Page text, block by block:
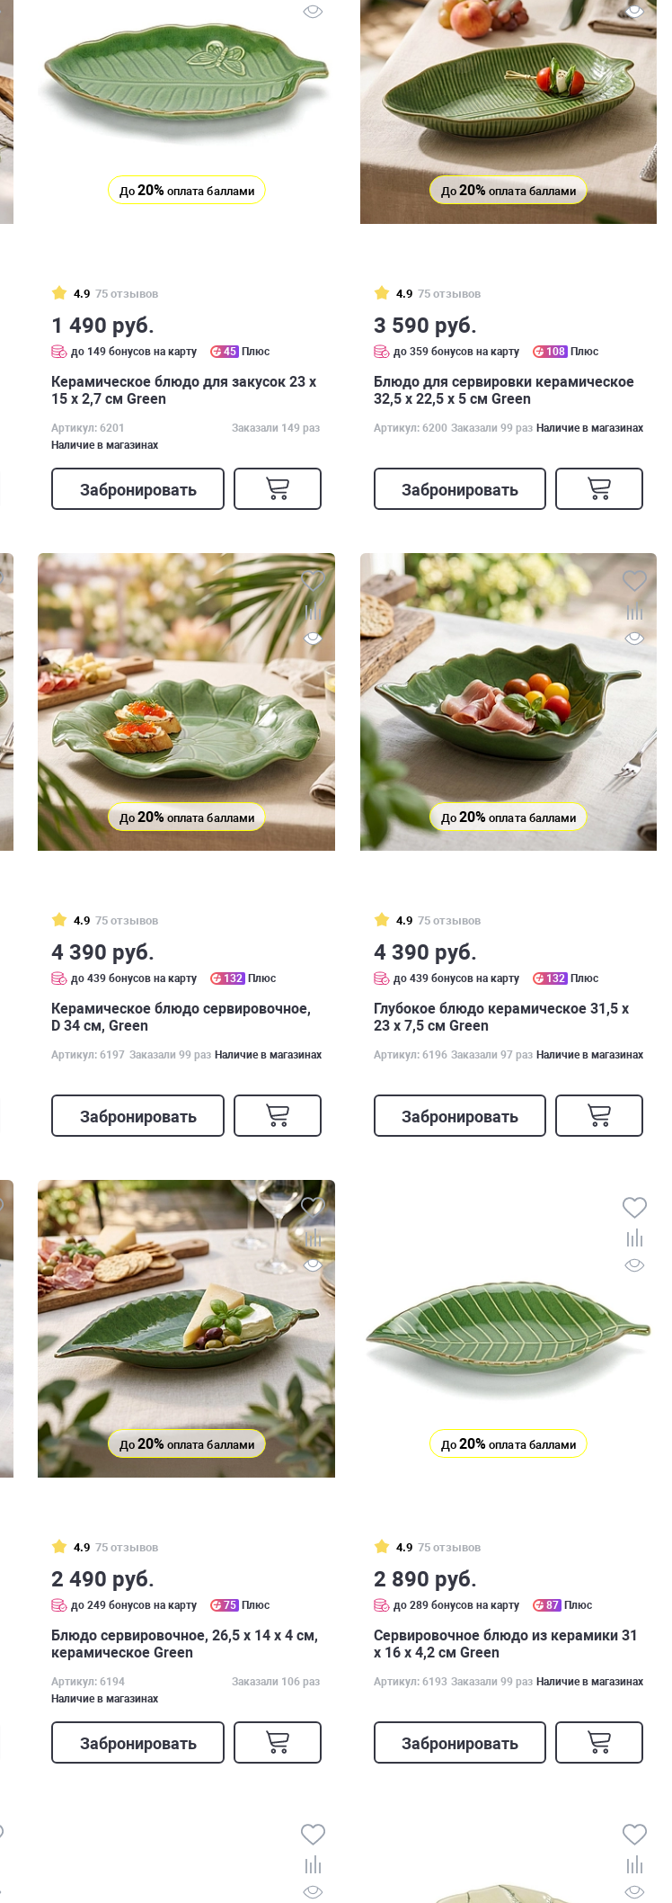
До 20% оплата баллами
4.9 75 отзывов
1 490 руб.
до 149 бонусов на карту 45 Плюс
Керамическое блюдо для закусок 23 х
15 х 2,7 см Green
Артикул: 6201
Заказали 149 раз
Наличие в магазинах
Забронировать
До20% оплата баллами
4.9 75 отзывов
3 590 руб.
до 359 бонусов на карту 108 Плюс
Блюдо для сервировки керамическое
32,5 х 22,5 х 5 см Green
Артикул: 6200 Заказали 99 раз Наличие в магазинах
Забронировать
До20%оплата баллами
4.9 75 отзывов
4 390 руб.
до 439 бонусов на карту 132 Плюс
Керамическое блюдо сервировочное,
D 34 см, Green
Артикул: 6197 Заказали 99 раз Наличие в магазинах
Забронировать
До20% оплата баллами
4.9 75 отзывов
4 390 руб.
до 439 бонусов на карту 132 Плюс
Глубокое блюдо керамическое 31,5 х
23 х 7,5 см Green
Артикул: 6196 Заказали 97 раз Наличие в магазинах
Забронировать
До 20% оплата баллами
4.9 75 отзывов
2 490 руб.
до 249 бонусов на карту 75 Плюс
Блюдо сервировочное, 26,5 х 14 х 4 см,
керамическое Green
Артикул: 6194
Заказали 106 раз
Наличие в магазинах
Забронировать
До20% оплата баллами
4.9 75 отзывов
2 890 руб.
до 289 бонусов на карту 87 Плюс
Сервировочное блюдо из керамики 31
х 16 х 4,2 см Green
Артикул: 6193 Заказали 99 раз Наличие в магазинах
Забронировать